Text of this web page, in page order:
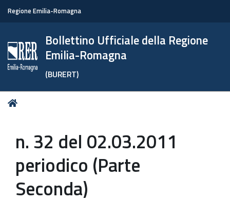
Regione Emilia-Romagna
Bollettino Ufficiale della Regione
Emilia-Romagna
(BURERT)
Tu
n. 32 del 02.03.2011
periodico (Parte
Seconda)